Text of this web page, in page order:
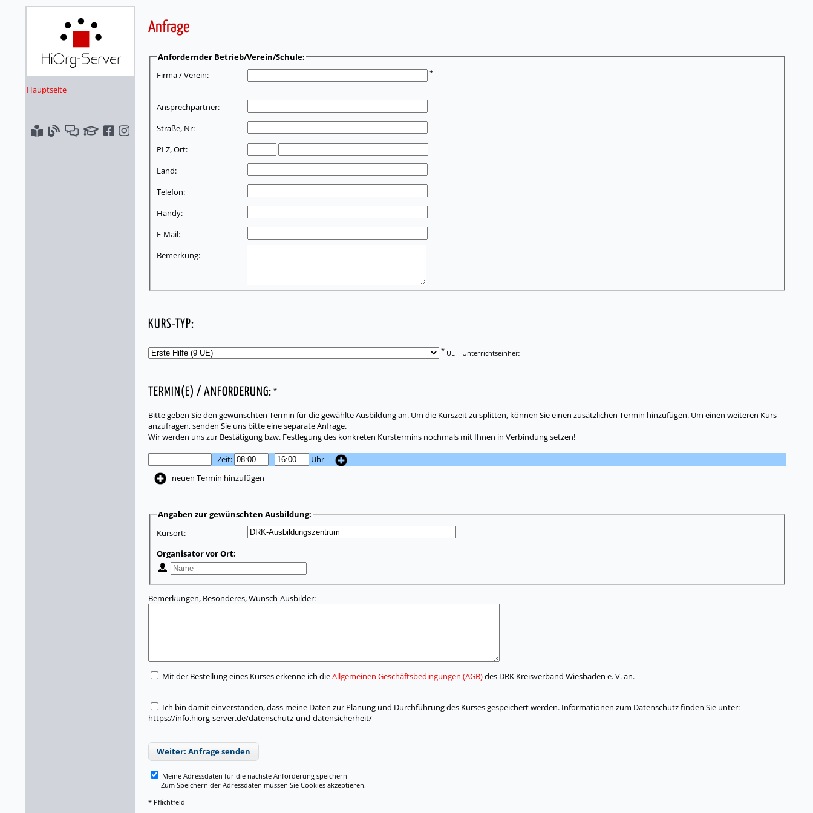
Hauptseite
Anfrage
Anfordernder Betrieb/Verein/Schule:
Firma / Verein:
*
Ansprechpartner:
Straße, Nr:
PLZ, Ort:
Land:
Telefon:
Handy:
E-Mail:
Bemerkung:
KURS-TYP:
* UE = Unterrichtseinheit
TERMIN(E) / ANFORDERUNG: *
Bitte geben Sie den gewünschten Termin für die gewählte Ausbildung an. Um die Kurszeit zu splitten, können Sie einen zusätzlichen Termin hinzufügen. Um einen weiteren Kurs
anzufragen, senden Sie uns bitte eine separate Anfrage.
Wir werden uns zur Bestätigung bzw. Festlegung des konkreten Kurstermins nochmals mit Ihnen in Verbindung setzen!
Zeit: -
Uhr
neuen Termin hinzufügen
Angaben zur gewünschten Ausbildung:
Kursort:
Organisator vor Ort:
Bemerkungen, Besonderes, Wunsch-Ausbilder:
Mit der Bestellung eines Kurses erkenne ich dieAllgemeinen Geschäftsbedingungen (AGB)des DRK Kreisverband Wiesbaden e. V. an.
Ich bin damit einverstanden, dass meine Daten zur Planung und Durchführung des Kurses gespeichert werden. Informationen zum Datenschutz finden Sie unter:
https://info.hiorg-server.de/datenschutz-und-datensicherheit/
Weiter: Anfrage senden
Meine Adressdaten für die nächste Anforderung speichern
Zum Speichern der Adressdaten müssen Sie Cookies akzeptieren.
* Pflichtfeld